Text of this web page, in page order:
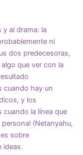
al drama: la
ni
dos predecesoras,
que ver con la
cuando hay un
y los
cuando la línea que
(Netanyahu,
sobre
ideas.